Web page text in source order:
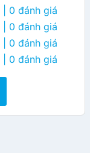
| 0 đánh giá
| 0 đánh giá
| 0 đánh giá
| 0 đánh giá